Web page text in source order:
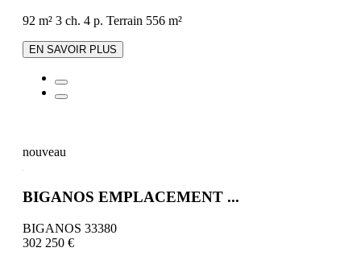
92 m² 3 ch. 4 p. Terrain 556 m²
EN SAVOIR PLUS
nouveau
BIGANOS EMPLACEMENT ...
BIGANOS 33380
302 250 €